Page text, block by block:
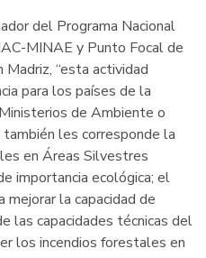
del Programa Nacional
MINAE y Punto Focal de
Madriz, “esta actividad
para los países de la
de Ambiente o
les corresponde la
en Áreas Silvestres
importancia ecológica; el
mejorar la capacidad de
las capacidades técnicas del
los incendios forestales en